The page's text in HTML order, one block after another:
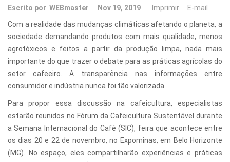
Escrito por WEBmaster Nov 19, 2019 Imprimir
E-mail
Com a realidade das mudanças climáticas afetando o planeta, a
sociedade demandando produtos com mais qualidade, menos
agrotóxicos e feitos a partir da produção limpa, nada mais
importante do que trazer o debate para as práticas agrícolas do
setor cafeeiro. A transparência nas informações entre
consumidor e indústria nunca foi tão valorizada.
Para propor essa discussão na cafeicultura, especialistas
estarão reunidos no Fórum da Cafeicultura Sustentável durante
a Semana Internacional do Café (SIC), feira que acontece entre
os dias 20 e 22 de novembro, no Expominas, em Belo Horizonte
(MG). No espaço, eles compartilharão experiências e práticas